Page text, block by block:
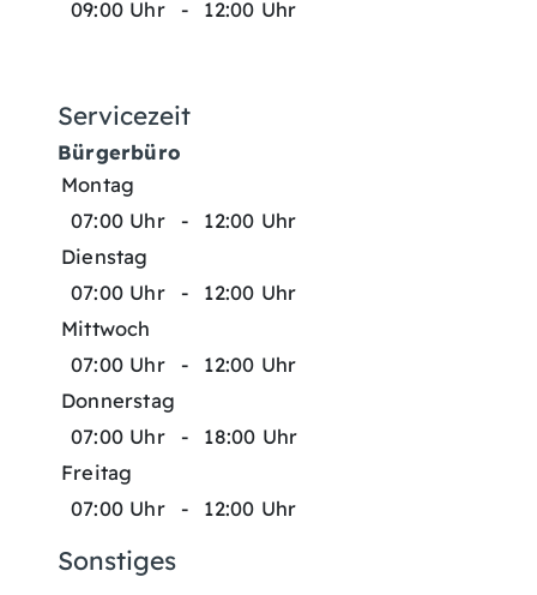
09:00 Uhr
- 12:00 Uhr
Servicezeit
Bürgerbüro
Montag
07:00 Uhr
-
12:00 Uhr
Dienstag
07:00 Uhr
-
12:00 Uhr
Mittwoch
07:00 Uhr
-
12:00 Uhr
Donnerstag
07:00 Uhr
-
18:00 Uhr
Freitag
07:00 Uhr
- 12:00 Uhr
Sonstiges